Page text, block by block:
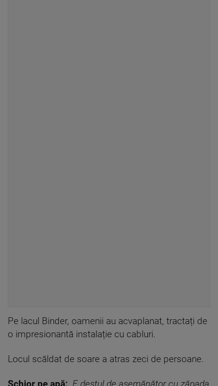
Pe lacul Binder, oamenii au acvaplanat, tractați de
o impresionantă instalație cu cabluri.
Locul scăldat de soare a atras zeci de persoane.